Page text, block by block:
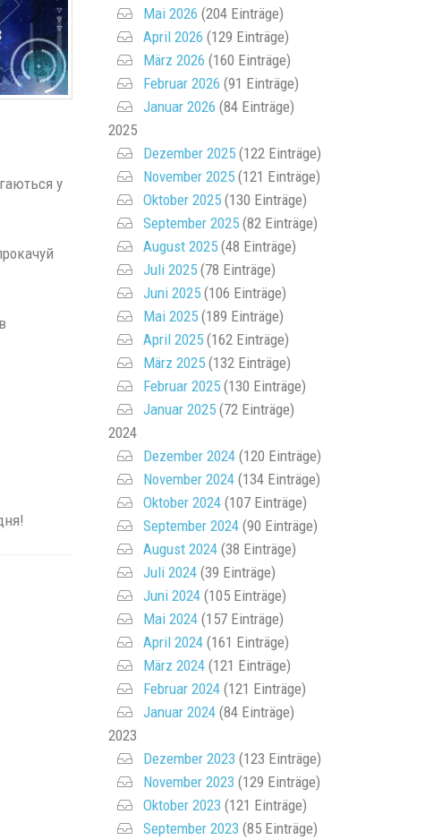
у
Mai 2026 (204 Einträge)
April 2026 (129 Einträge)
März 2026 (160 Einträge)
Februar 2026 (91 Einträge)
Januar 2026 (84 Einträge)
2025
Dezember 2025(122 Einträge)
November 2025(121 Einträge)
Oktober 2025(130 Einträge)
September 2025(82 Einträge)
August 2025(48 Einträge)
Juli 2025(78 Einträge)
Juni 2025(106 Einträge)
Mai 2025(189 Einträge)
April 2025(162 Einträge)
März 2025(132 Einträge)
Februar 2025(130 Einträge)
Januar 2025(72 Einträge)
2024
Dezember 2024(120 Einträge)
November 2024(134 Einträge)
Oktober 2024(107 Einträge)
September 2024(90 Einträge)
August 2024(38 Einträge)
Juli 2024(39 Einträge)
Juni 2024(105 Einträge)
Mai 2024(157 Einträge)
April 2024(161 Einträge)
März 2024(121 Einträge)
Februar 2024(121 Einträge)
Januar 2024(84 Einträge)
2023
Dezember 2023 (123 Einträge)
November 2023 (129 Einträge)
Oktober 2023 (121 Einträge)
September 2023 (85 Einträge)